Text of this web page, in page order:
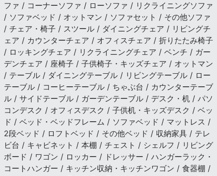
ファ / コーナーソファ / ローソファ / リクライニングソファ
/ ソファベッド / オットマン / ソファセット / その他ソファ
/ チェア・椅子 / スツール / ダイニングチェア / リビングチ
ェア / カウンターチェア / オフィスチェア / 折りたたみ椅子
/ ロッキングチェア / リクライニングチェア / ベンチ / ガー
デンチェア / 座椅子 / 子供椅子・キッズチェア / オットマン
/ テーブル / ダイニングテーブル / リビングテーブル / ロー
テーブル / コーヒーテーブル / ちゃぶ台 / カウンターテーブ
ル / サイドテーブル / ガーデンテーブル / デスク・机 / パソ
コンデスク / オフィスデスク / 子供机・キッズデスク / ベッ
ド / ベッド・ベッドフレーム / ソファベッド / マットレス /
2段ベッド / ロフトベッド / その他ベッド / 収納家具 / テレ
ビ台 / キャビネット / 本棚 / チェスト / シェルフ / リビング
ボード / ワゴン / ロッカー / ドレッサー / ハンガーラック・
コートハンガー / キッチン収納・キッチンワゴン / 食器棚 /